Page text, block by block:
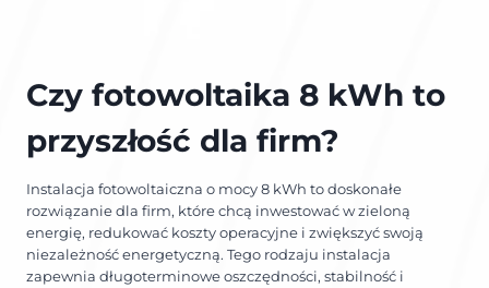
Czy fotowoltaika 8 kWh to
przyszłość dla firm?
Instalacja fotowoltaiczna o mocy 8 kWh to doskonałe
rozwiązanie dla firm, które chcą inwestować w zieloną
energię, redukować koszty operacyjne i zwiększyć swoją
niezależność energetyczną. Tego rodzaju instalacja
zapewnia długoterminowe oszczędności, stabilność i